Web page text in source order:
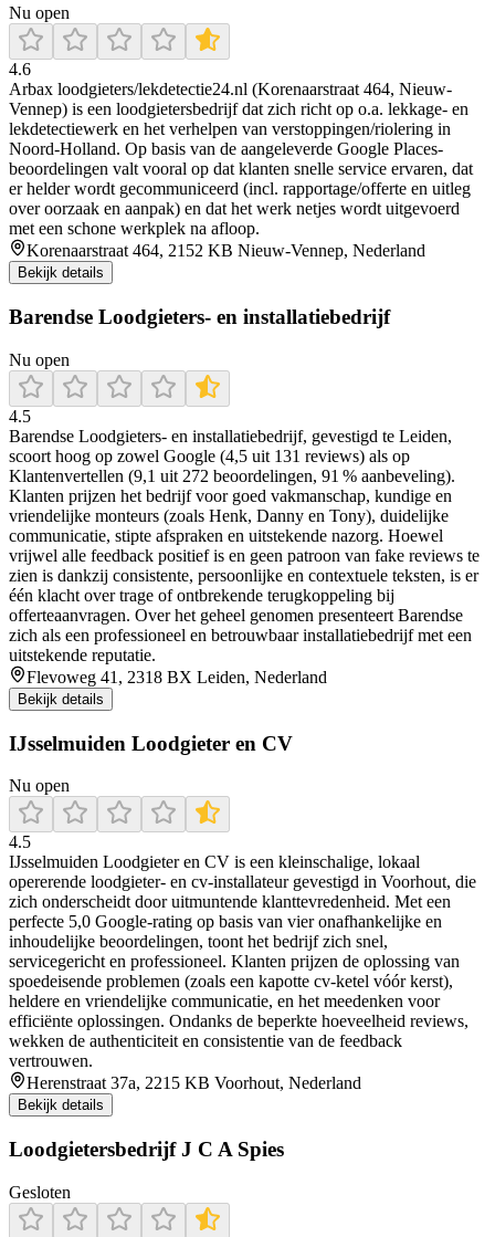
Nu open
4.6
Arbax loodgieters/lekdetectie24.nl (Korenaarstraat 464, Nieuw-
Vennep) is een loodgietersbedrijf dat zich richt op o.a. lekkage- en
lekdetectiewerk en het verhelpen van verstoppingen/riolering in
Noord-Holland. Op basis van de aangeleverde Google Places-
beoordelingen valt vooral op dat klanten snelle service ervaren, dat
er helder wordt gecommuniceerd (incl. rapportage/offerte en uitleg
over oorzaak en aanpak) en dat het werk netjes wordt uitgevoerd
met een schone werkplek na afloop.
Korenaarstraat 464, 2152 KB Nieuw-Vennep, Nederland
Bekijk details
Barendse Loodgieters- en installatiebedrijf
Nu open
4.5
Barendse Loodgieters‑ en installatiebedrijf, gevestigd te Leiden,
scoort hoog op zowel Google (4,5 uit 131 reviews) als op
Klantenvertellen (9,1 uit 272 beoordelingen, 91 % aanbeveling).
Klanten prijzen het bedrijf voor goed vakmanschap, kundige en
vriendelijke monteurs (zoals Henk, Danny en Tony), duidelijke
communicatie, stipte afspraken en uitstekende nazorg. Hoewel
vrijwel alle feedback positief is en geen patroon van fake reviews te
zien is dankzij consistente, persoonlijke en contextuele teksten, is er
één klacht over trage of ontbrekende terugkoppeling bij
offerteaanvragen. Over het geheel genomen presenteert Barendse
zich als een professioneel en betrouwbaar installatiebedrijf met een
uitstekende reputatie.
Flevoweg 41, 2318 BX Leiden, Nederland
Bekijk details
IJsselmuiden Loodgieter en CV
Nu open
4.5
IJsselmuiden Loodgieter en CV is een kleinschalige, lokaal
opererende loodgieter- en cv-installateur gevestigd in Voorhout, die
zich onderscheidt door uitmuntende klanttevredenheid. Met een
perfecte 5,0 Google-rating op basis van vier onafhankelijke en
inhoudelijke beoordelingen, toont het bedrijf zich snel,
servicegericht en professioneel. Klanten prijzen de oplossing van
spoedeisende problemen (zoals een kapotte cv-ketel vóór kerst),
heldere en vriendelijke communicatie, en het meedenken voor
efficiënte oplossingen. Ondanks de beperkte hoeveelheid reviews,
wekken de authenticiteit en consistentie van de feedback
vertrouwen.
Herenstraat 37a, 2215 KB Voorhout, Nederland
Bekijk details
Loodgietersbedrijf J C A Spies
Gesloten